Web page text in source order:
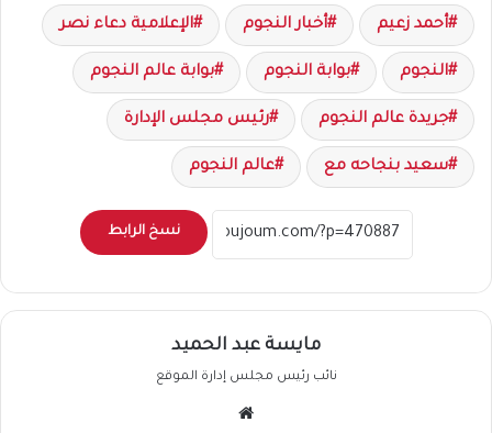
أحمد زعيم أخبار النجوم الإعلامية دعاء نصر
النجوم بوابة النجوم بوابة عالم النجوم
جريدة عالم النجوم رئيس مجلس الإدارة
سعيد بنجاحه مع عالم النجوم
نسخ الرابط
مايسة عبد الحميد
نائب رئيس مجلس إدارة الموقع